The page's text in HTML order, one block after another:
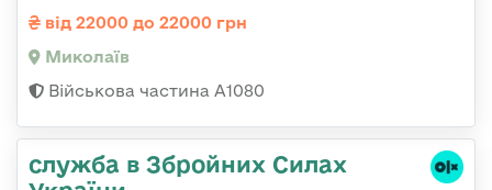
від 22000 до 22000 грн
Миколаїв
Військова частина А1080
служба в Збройних Силах